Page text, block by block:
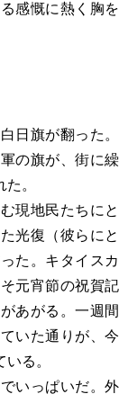
感慨に熱く胸を
日旗が翻った。
の旗が、街に繰
。
現地民たちにと
光復（彼らにと
た。キタイスカ
元宵節の祝賀記
あがる。一週間
いた通りが、今
る。
いっぱいだ。外